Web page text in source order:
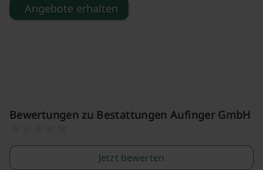
Angebote erhalten
Bewertungen zu Bestattungen Aufinger GmbH
Jetzt bewerten